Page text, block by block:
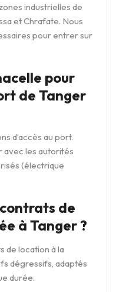
industrielles de
et Chrafate. Nous
pour entrer sur
pour
de Tanger
d’accès au port.
avec les autorités
(électrique
de
à Tanger ?
de location à la
dégressifs, adaptés
durée.